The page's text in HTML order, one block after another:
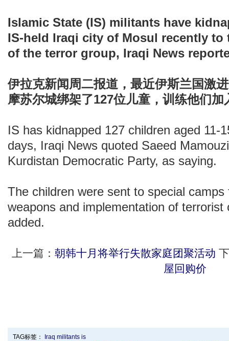
Islamic State (IS) militants have
IS-held Iraqi city of Mosul recently to
of the terror group, Iraqi News
伊拉克新闻周二报道，最近伊斯兰国激
摩苏尔城绑架了127位儿童，训练他们加
IS has kidnapped 127 children aged 11-
days, Iraqi News quoted Saeed
Kurdistan Democratic Party, as saying.
The children were sent to special
weapons and implementation of terrorist
added.
上一篇： 朝韩十月将举行失散家庭团聚活动
屋回购价
TAG标签： Iraq militants is